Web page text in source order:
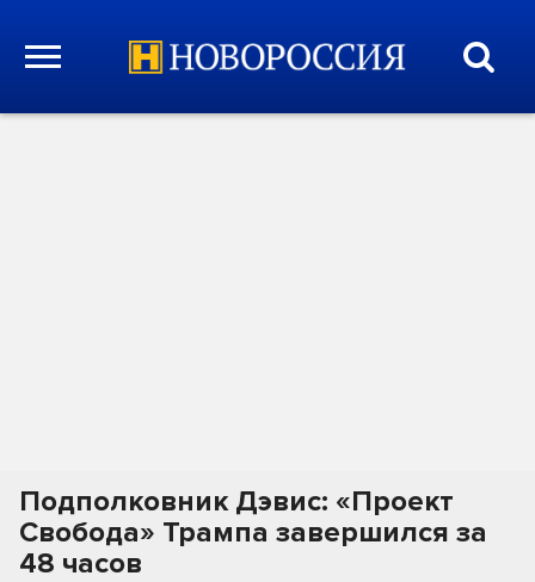
Подполковник Дэвис: «Проект
Свобода» Трампа завершился за
48 часов